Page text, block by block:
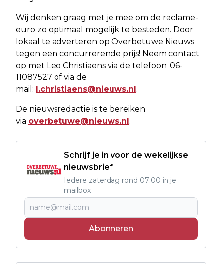
Wij denken graag met je mee om de reclame-
euro zo optimaal mogelijk te besteden. Door
lokaal te adverteren op Overbetuwe Nieuws
tegen een concurrerende prijs! Neem contact
op met Leo Christiaens via de telefoon: 06-
11087527 of via de
mail: l.christiaens@nieuws.nl .
De nieuwsredactie is te bereiken
via overbetuwe@nieuws.nl .
Schrijf je in voor de wekelijkse
nieuwsbrief
Iedere zaterdag rond 07:00 in je
mailbox
Abonneren